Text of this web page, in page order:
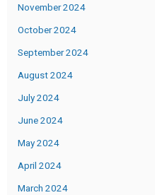
November 2024
October 2024
September 2024
August 2024
July 2024
June 2024
May 2024
April 2024
March 2024